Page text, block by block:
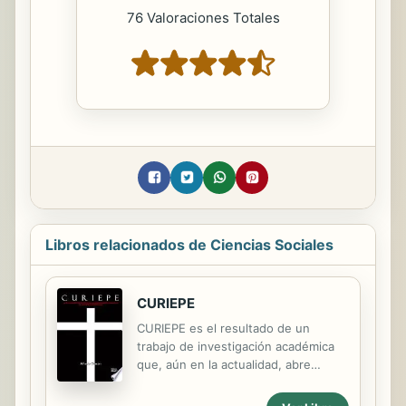
76 Valoraciones Totales
Libros relacionados de Ciencias Sociales
CURIEPE
CURIEPE es el resultado de un
trabajo de investigación académica
que, aún en la actualidad, abre
redescubrir de las tradiciones